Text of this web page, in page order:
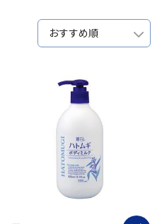
おすすめ順